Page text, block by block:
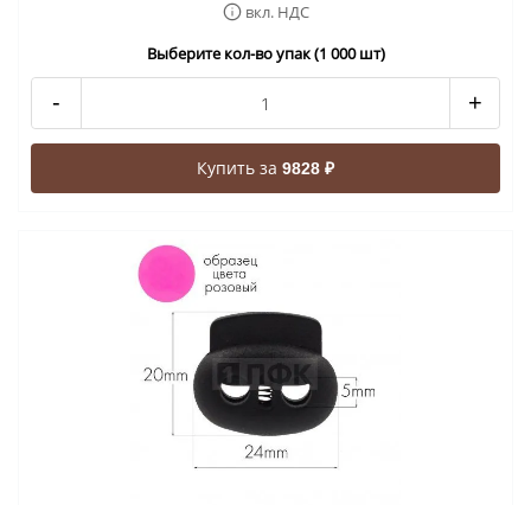
вкл. НДС
Выберите кол-во упак (1 000 шт)
- +
Купить за 9828 ₽